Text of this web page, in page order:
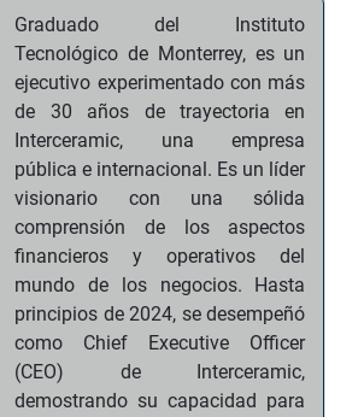
Graduado del Instituto
Tecnológico de Monterrey, es un
ejecutivo experimentado con más
de 30 años de trayectoria en
Interceramic, una empresa
pública e internacional. Es un líder
visionario con una sólida
comprensión de los aspectos
financieros y operativos del
mundo de los negocios. Hasta
principios de 2024, se desempeñó
como Chief Executive Officer
(CEO) de Interceramic,
demostrando su capacidad para